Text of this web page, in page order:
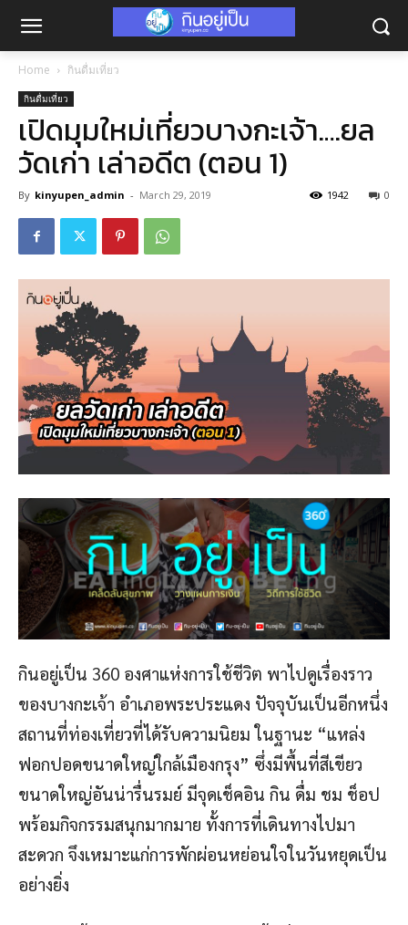
Home กินดื่มเที่ยว
กินดื่มเที่ยว
เปิดมุมใหม่เที่ยวบางกะเจ้า….ยล
วัดเก่า เล่าอดีต (ตอน 1)
By kinyupen_admin - March 29, 2019 0
1942
กินอยู่เป็น 360 องศาแห่งการใช้ชีวิต พาไปดูเรื่องราว
ของบางกะเจ้า อำเภอพระประแดง ปัจจุบันเป็นอีกหนึ่ง
สถานที่ท่องเที่ยวที่ได้รับความนิยม ในฐานะ “แหล่ง
ฟอกปอดขนาดใหญ่ใกล้เมืองกรุง” ซึ่งมีพื้นที่สีเขียว
ขนาดใหญ่อันน่ารื่นรมย์ มีจุดเช็คอิน กิน ดื่ม ชม ช็อป
พร้อมกิจกรรมสนุกมากมาย ทั้งการที่เดินทางไปมา
สะดวก จึงเหมาะแก่การพักผ่อนหย่อนใจในวันหยุดเป็น
อย่างยิ่ง